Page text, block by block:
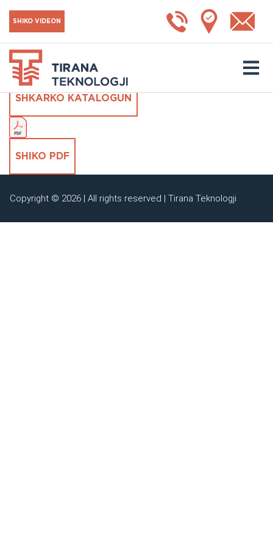
SHIKO VIDEON
SRP
Silenciatorë rrethorë
SHKARKO KATALOGUN
SHIKO PDF
Copyright © 2026 | All rights reserved | Tirana Teknologji